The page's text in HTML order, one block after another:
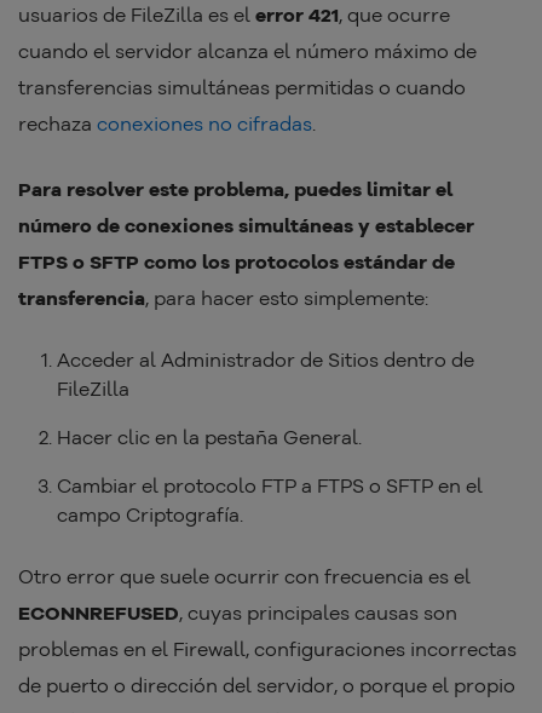
usuarios de FileZilla es el error 421, que ocurre
cuando el servidor alcanza el número máximo de
transferencias simultáneas permitidas o cuando
rechaza conexiones no cifradas
Para resolver este problema, puedes limitar el
número de conexiones simultáneas y establecer
FTPS o SFTP como los protocolos estándar de
transferencia, para hacer esto simplemente:
Acceder al Administrador de Sitios dentro de
FileZilla
Hacer clic en la pestaña General.
Cambiar el protocolo FTP a FTPS o SFTP en el
campo Criptografía.
Otro error que suele ocurrir con frecuencia es el
ECONNREFUSED, cuyas principales causas son
problemas en el Firewall, configuraciones incorrectas
de puerto o dirección del servidor, o porque el propio